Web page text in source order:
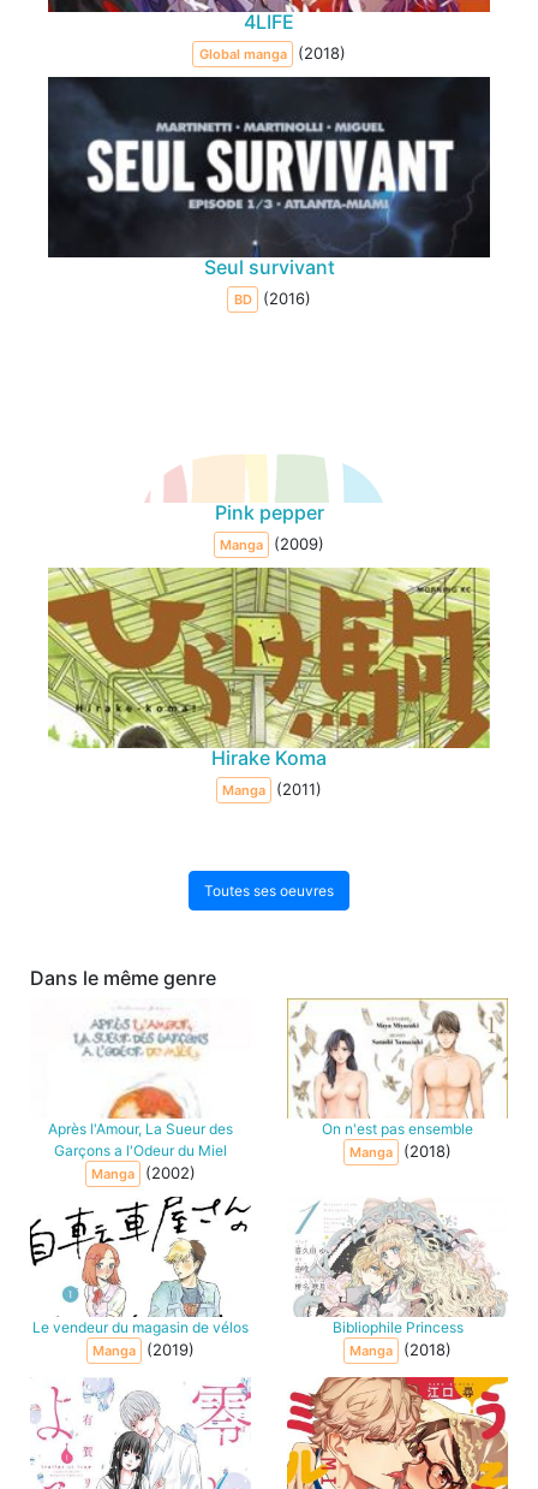
4LIFE
Global manga (2018)
Seul survivant
BD (2016)
Pink pepper
Manga (2009)
Hirake Koma
Manga (2011)
Toutes ses oeuvres
Dans le même genre
Après l'Amour, La Sueur des
Garçons a l'Odeur du Miel
Manga (2002)
On n'est pas ensemble
Manga (2018)
Le vendeur du magasin de vélos
Manga (2019)
Bibliophile Princess
Manga (2018)